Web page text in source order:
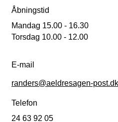
Åbningstid
Mandag 15.00 - 16.30
Torsdag 10.00 - 12.00
E-mail
randers@aeldresagen-post.dk
Telefon
24 63 92 05